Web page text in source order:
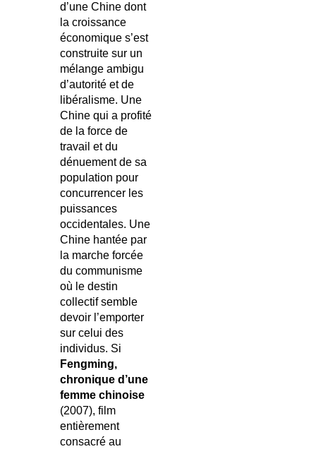
d’une Chine dont
la croissance
économique s’est
construite sur un
mélange ambigu
d’autorité et de
libéralisme. Une
Chine qui a profité
de la force de
travail et du
dénuement de sa
population pour
concurrencer les
puissances
occidentales. Une
Chine hantée par
la marche forcée
du communisme
où le destin
collectif semble
devoir l’emporter
sur celui des
individus. Si
Fengming,
chronique d’une
femme chinoise
(2007), film
entièrement
consacré au